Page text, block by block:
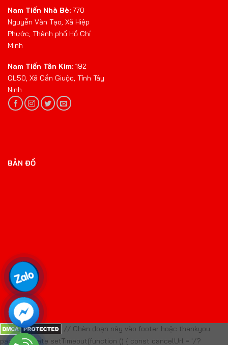
Nam Tiến Nhà Bè: 770
Nguyễn Văn Tạo, Xã Hiệp
Phước, Thành phố Hồ Chí
Minh
Nam Tiến Tân Kim: 192
QL50, Xã Cần Giuộc, Tỉnh Tây
Ninh
BẢN ĐỒ
// Chèn đoạn này vào footer hoặc thankyou
page template setTimeout(function () { const cancelUrl = '/?